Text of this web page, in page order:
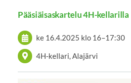
Pääsiäisaskartelu 4H-kellarilla
ke 16.4.2025 klo 16–17:30
4H-kellari, Alajärvi